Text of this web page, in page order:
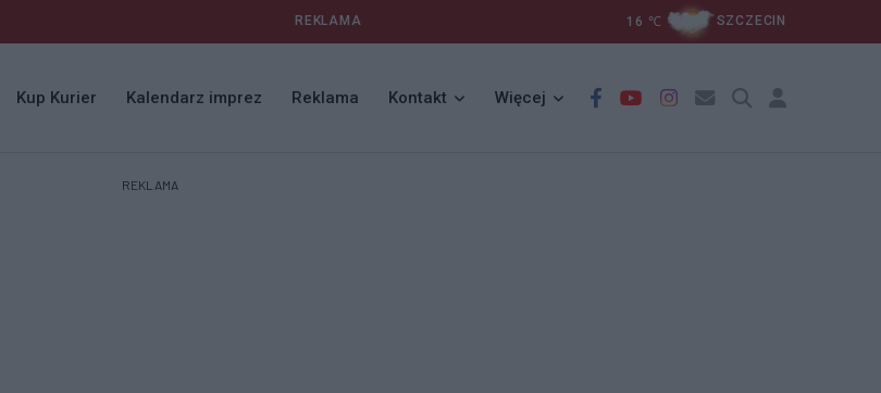
REKLAMA 16 ℃ SZCZECIN
Kup Kurier Kalendarz imprez Reklama Kontakt Więcej
REKLAMA